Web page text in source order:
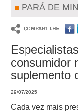
PARÁ DE
consumidor
suplemento
29/07/2025
Cada vez mais